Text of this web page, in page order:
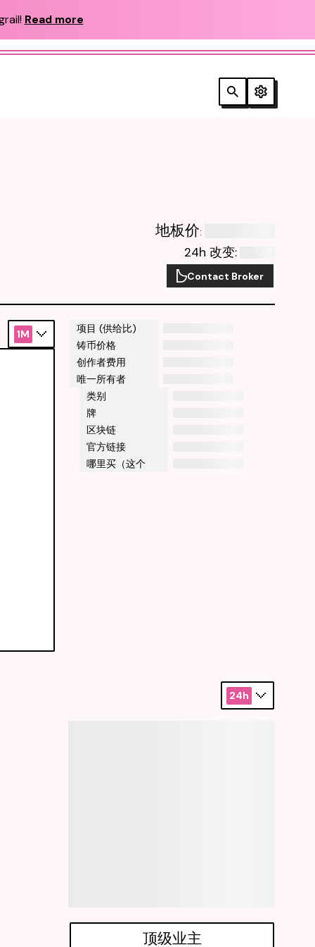
Read more
地板价:
24h 改变:
Contact Broker
项目 (供给比)
铸币价格
创作者费用
唯一所有者
类别
牌
区块链
官方链接
哪里买（这个
1M
24h
顶级业主